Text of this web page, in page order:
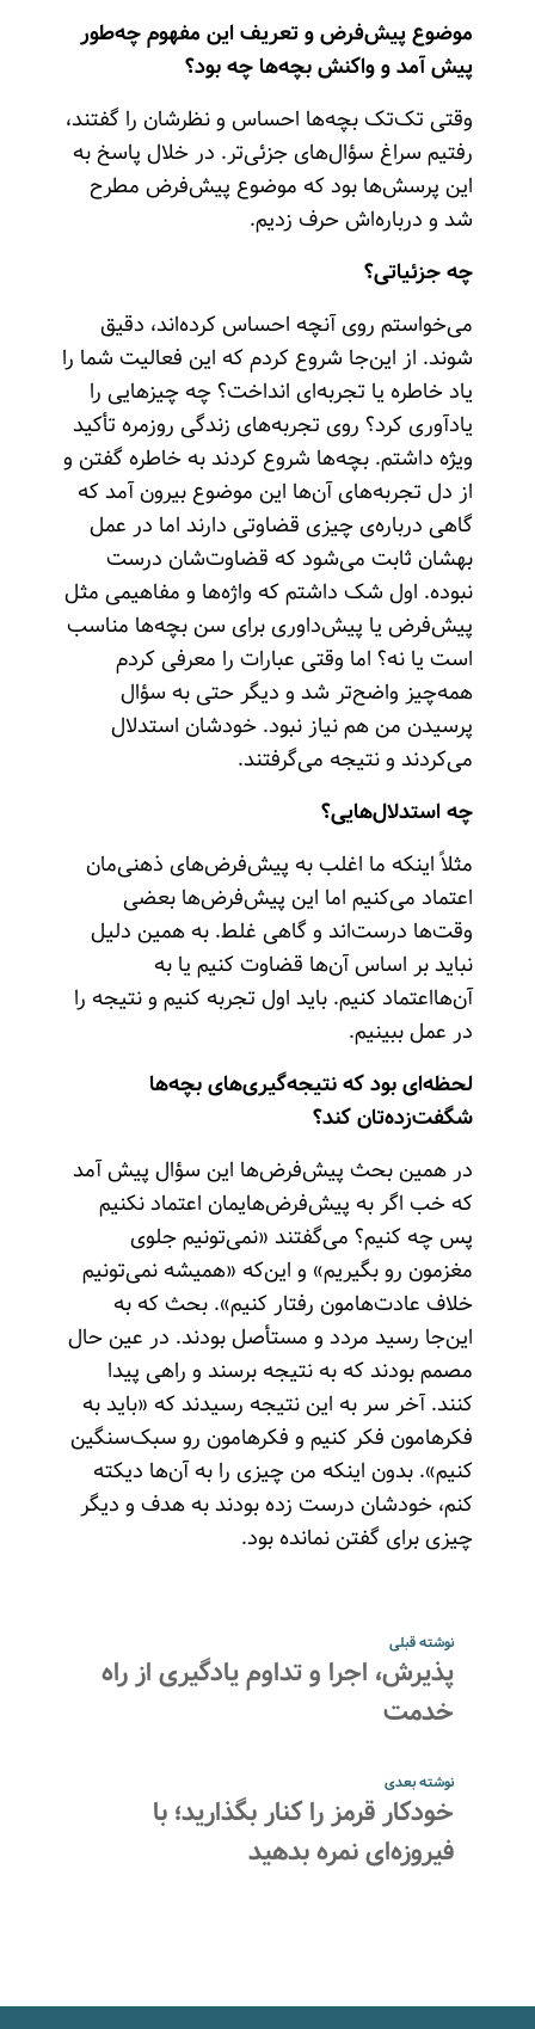
موضوع پیش‌فرض و تعریف این مفهوم چه‌طور
پیش آمد و واکنش بچه‌ها چه بود؟
وقتی تک‌تک بچه‌ها احساس و نظرشان را گفتند،
رفتیم سراغ سؤال‌های جزئی‌تر. در خلال پاسخ به
این پرسش‌ها بود که موضوع پیش‌فرض مطرح
شد و درباره‌اش حرف زدیم.
چه جزئیاتی؟
می‌خواستم روی آنچه احساس کرده‌اند، دقیق
شوند. از این‌جا شروع کردم که این فعالیت شما را
یاد خاطره یا تجربه‌ای انداخت؟ چه چیز‌هایی را
یادآوری کرد؟ روی تجربه‌های زندگی روزمره تأکید
ویژه داشتم. بچه‌ها شروع کردند به خاطره گفتن و
از دل تجربه‌های آن‌ها این موضوع بیرون آمد که
گاهی درباره‌ی چیزی قضاوتی دارند اما در عمل
بهشان ثابت می‌شود که قضاوت‌شان درست
نبوده. اول شک داشتم که واژه‌ها و مفاهیمی مثل
پیش‌فرض یا پیش‌داوری برای سن بچه‌ها مناسب
است یا نه؟ اما وقتی عبارات را معرفی کردم
همه‌چیز واضح‌تر شد و دیگر حتی به سؤال
پرسیدن من هم نیاز نبود. خودشان استدلال
می‌کردند و نتیجه می‌گرفتند.
چه استدلال‌هایی؟
مثلاً اینکه ما اغلب به پیش‌فرض‌های ذهنی‌مان
اعتماد می‌کنیم اما این پیش‌فرض‌ها بعضی
وقت‌ها درست‌اند و گاهی غلط. به همین دلیل
نباید بر اساس آن‌ها قضاوت کنیم یا به
آن‌هااعتماد کنیم. باید اول تجربه کنیم و نتیجه را
در عمل ببینیم.
لحظه‌ای بود که نتیجه‌گیری‌های بچه‌ها
شگفت‌زده‌تان کند؟
در همین بحث پیش‌فرض‌ها این سؤال پیش آمد
که خب اگر به پیش‌فرض‌هایمان اعتماد نکنیم
پس چه کنیم؟ می‌گفتند «نمی‌تونیم جلوی
مغزمون رو بگیریم» و این‌که «همیشه نمی‌تونیم
خلاف عادت‌هامون رفتار کنیم». بحث که به
این‌جا رسید مردد و مستأصل بودند. در عین حال
مصمم بودند که به نتیجه برسند و راهی پیدا
کنند. آخر سر به این نتیجه رسیدند که «باید به
فکرهامون فکر کنیم و فکرهامون رو سبک‌سنگین
کنیم». بدون اینکه من چیزی را به آن‌ها دیکته
کنم، خودشان درست زده بودند به هدف و دیگر
چیزی برای گفتن نمانده بود.
نوشته قبلی
پذیرش، اجرا و تداوم یادگیری از راه
خدمت
نوشته بعدی
خودکار قرمز را کنار بگذارید؛ با
فیروزه‌ای نمره بدهید